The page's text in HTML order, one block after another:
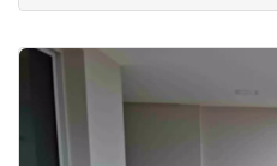
< <<